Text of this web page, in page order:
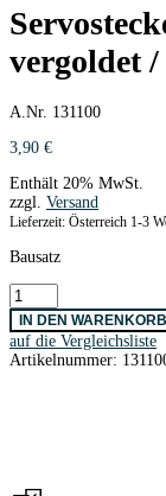
vergoldet
A.Nr. 131100
3,90 €
Enthält 20% MwSt.
zzgl. Versand
Lieferzeit: Österreich 1-3
Bausatz
Servostecker
Graupner
/
JR
vergoldet
IN DEN WARENKORB
auf die Vergleichsliste
Artikelnummer: